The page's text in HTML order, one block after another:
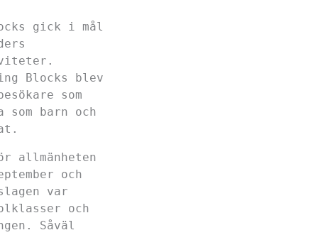
gick i mål
Blocks blev
som
som barn och
allmänheten
och
var
och
Såväl